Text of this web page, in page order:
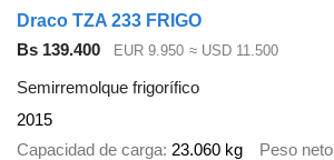
Draco TZA 233 FRIGO
Bs 139.400
EUR 9.950 ≈ USD 11.500
Semirremolque frigorífico
2015
Capacidad de carga 23.060 kg Peso neto